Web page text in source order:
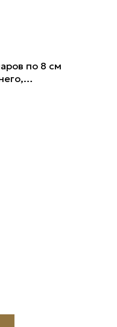
по 8 см
золотого, ярко-